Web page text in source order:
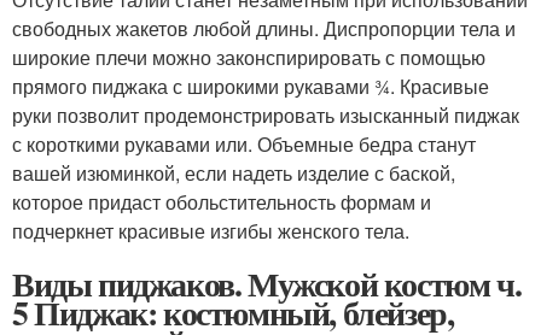
свободных жакетов любой длины. Диспропорции тела и
широкие плечи можно законспирировать с помощью
прямого пиджака с широкими рукавами ¾. Красивые
руки позволит продемонстрировать изысканный пиджак
с короткими рукавами или. Объемные бедра станут
вашей изюминкой, если надеть изделие с баской,
которое придаст обольстительность формам и
подчеркнет красивые изгибы женского тела.
Виды пиджаков. Мужской костюм ч.
5 Пиджак: костюмный, блейзер,